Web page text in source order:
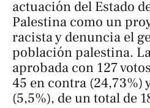
actuación del Estado
Palestina como un
racista y denuncia el
población palestina.
aprobada con 127
45 en contra (24,73%)
(5,5%), de un total de